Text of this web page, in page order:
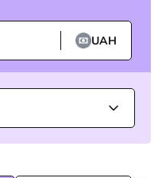
UAH